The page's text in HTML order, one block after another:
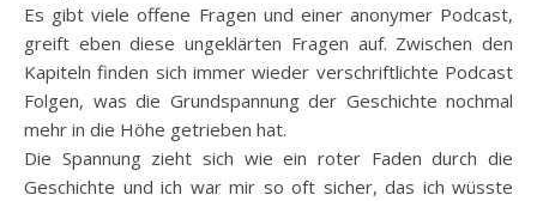
Es gibt viele offene Fragen und einer anonymer Podcast,
greift eben diese ungeklärten Fragen auf. Zwischen den
Kapiteln finden sich immer wieder verschriftlichte Podcast
Folgen, was die Grundspannung der Geschichte nochmal
mehr in die Höhe getrieben hat.
Die Spannung zieht sich wie ein roter Faden durch die
Geschichte und ich war mir so oft sicher, das ich wüsste